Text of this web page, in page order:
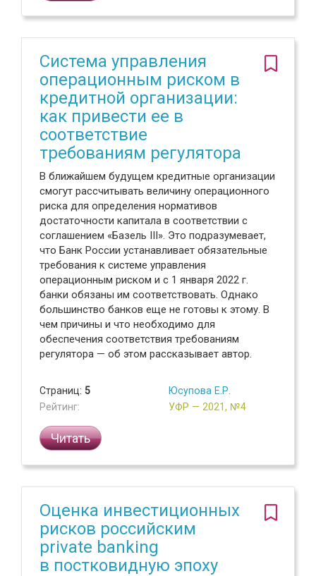
Система управления
операционным риском в
кредитной организации:
как привести ее в
соответствие
требованиям регулятора
В ближайшем будущем кредитные организации
смогут рассчитывать величину операционного
риска для определения нормативов
достаточности капитала в соответствии с
соглашением «Базель III». Это подразумевает,
что Банк России устанавливает обязательные
требования к системе управления
операционным риском и с 1 января 2022 г.
банки обязаны им соответствовать. Однако
большинство банков еще не готовы к этому. В
чем причины и что необходимо для
обеспечения соответствия требованиям
регулятора — об этом рассказывает автор.
Страниц: 5
Рейтинг:
Юсупова Е.Р.
УФР — 2021, №4
Читать
Оценка инвестиционных
рисков российским
private banking
в постковидную эпоху